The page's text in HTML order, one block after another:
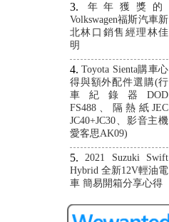
年年獲獎的
Volkswagen福斯汽車新
北林口銷售經理林佳
明
Toyota Sienta購車心
得與額外配件選購(行
車紀錄器DOD
FS488、隔熱紙JEC
JC40+JC30、影音主機
愛客思AK09)
2021 Suzuki Swift
Hybrid 全新12V輕油電
車 簡易開箱分享心得